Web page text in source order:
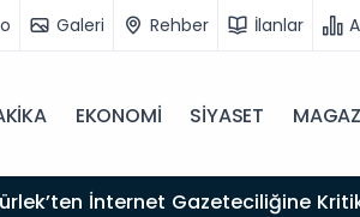
Galeri Rehber İlanlar
EKONOMİ SİYASET